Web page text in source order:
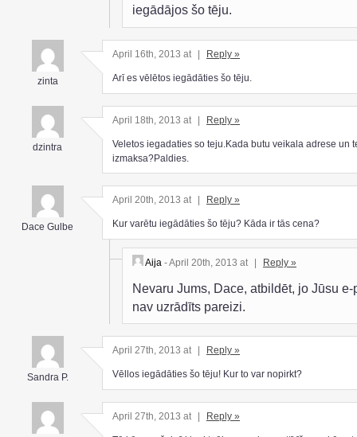
iegādājos šo tēju.
zinta
April 16th, 2013 at Reply »
Arī es vēlētos iegādāties šo tēju.
dzintra
April 18th, 2013 at | Reply »
Veletos iegadaties so teju.Kada butu veikala adrese un
izmaksa?Paldies.
Dace Gulbe
April 20th, 2013 at Reply »
Kur varētu iegādāties šo tēju? Kāda ir tās cena?
Aija - April 20th, 2013 at | Reply »
Nevaru Jums, Dace, atbildēt, jo Jūsu e-
nav uzrādīts pareizi.
Sandra P.
April 27th, 2013 at Reply »
Vēllos iegādāties šo tēju! Kur to var nopirkt?
April 27th, 2013 at Reply »